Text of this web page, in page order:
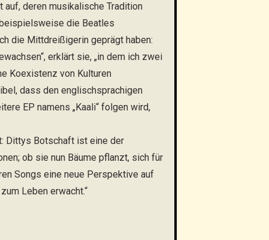
auf, deren musikalische Tradition
die Beatles
die Mittdreißigerin geprägt haben:
erklärt sie, „in dem ich zwei
Koexistenz von Kulturen
dass den englischsprachigen
EP namens „Kaali“ folgen wird,
Dittys Botschaft ist eine der
ob sie nun Bäume pflanzt, sich für
Songs eine neue Perspektive auf
Leben erwacht.“